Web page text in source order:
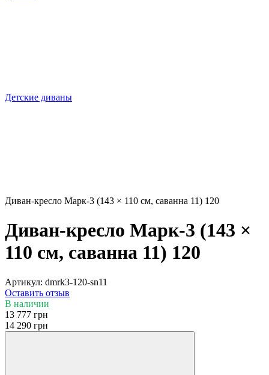
Детские диваны
Диван-кресло Марк-3 (143 × 110 см, саванна 11) 120
Диван-кресло Марк-3 (143 ×
110 см, саванна 11) 120
Артикул: dmrk3-120-sn11
Оставить отзыв
В наличии
13 777 грн
14 290 грн